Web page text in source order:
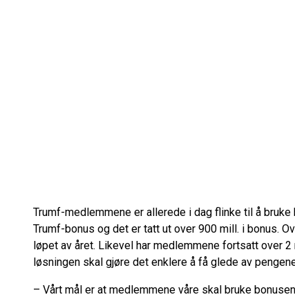
Trumf-medlemmene er allerede i dag flinke til å
Trumf-bonus og det er tatt ut over 900 mill. i bonus.
løpet av året. Likevel har medlemmene fortsatt over
løsningen skal gjøre det enklere å få glede av
– Vårt mål er at medlemmene våre skal bruke